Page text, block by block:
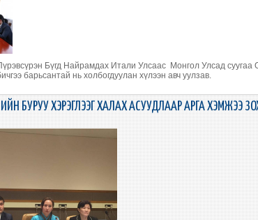
Бүгд Найрамдах Итали Улсаас Монгол Улсад
барьсантай нь холбогдуулан хүлээн авч уулзав.
БУРУУ ХЭРЭГЛЭЭГ ХАЛАХ АСУУДЛААР АРГА ХЭМЖЭЭ